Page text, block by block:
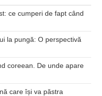
ce cumperi de fapt când
la pungă: O perspectivă
coreean. De unde apare
care își va păstra